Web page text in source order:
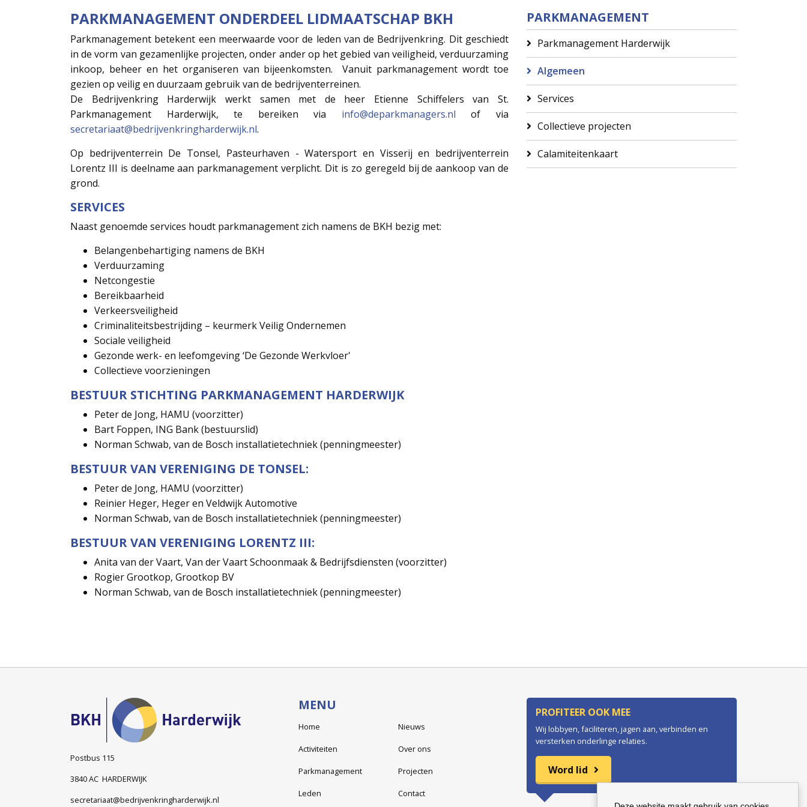
PARKMANAGEMENT ONDERDEEL LIDMAATSCHAP BKH
Parkmanagement betekent een meerwaarde voor de leden van de Bedrijvenkring. Dit geschiedt
in de vorm van gezamenlijke projecten, onder ander op het gebied van veiligheid, verduurzaming
inkoop, beheer en het organiseren van bijeenkomsten. Vanuit parkmanagement wordt toe
gezien op veilig en duurzaam gebruik van de bedrijventerreinen.
De Bedrijvenkring Harderwijk werkt samen met de heer Etienne Schiffelers van St.
Parkmanagement Harderwijk, te bereiken via info@deparkmanagers.nl of via
secretariaat@bedrijvenkringharderwijk.nl.
Op bedrijventerrein De Tonsel, Pasteurhaven - Watersport en Visserij en bedrijventerrein
Lorentz III is deelname aan parkmanagement verplicht. Dit is zo geregeld bij de aankoop van de
grond.
SERVICES
Naast genoemde services houdt parkmanagement zich namens de BKH bezig met:
Belangenbehartiging namens de BKH
Verduurzaming
Netcongestie
Bereikbaarheid
Verkeersveiligheid
Criminaliteitsbestrijding – keurmerk Veilig Ondernemen
Sociale veiligheid
Gezonde werk- en leefomgeving ‘De Gezonde Werkvloer'
Collectieve voorzieningen
BESTUUR STICHTING PARKMANAGEMENT HARDERWIJK
Peter de Jong, HAMU (voorzitter)
Bart Foppen, ING Bank (bestuurslid)
Norman Schwab, van de Bosch installatietechniek (penningmeester)
BESTUUR VAN VERENIGING DE TONSEL:
Peter de Jong, HAMU (voorzitter)
Reinier Heger, Heger en Veldwijk Automotive
Norman Schwab, van de Bosch installatietechniek (penningmeester)
BESTUUR VAN VERENIGING LORENTZ III:
Anita van der Vaart, Van der Vaart Schoonmaak & Bedrijfsdiensten (voorzitter)
Rogier Grootkop, Grootkop BV
Norman Schwab, van de Bosch installatietechniek (penningmeester)
PARKMANAGEMENT
Parkmanagement Harderwijk
Algemeen
Services
Collectieve projecten
Calamiteitenkaart
Postbus 115
3840 AC HARDERWIJK
secretariaat@bedrijvenkringharderwijk.nl
MENU
Home Nieuws
Activiteiten Over ons
Parkmanagement Projecten
Leden Contact
PROFITEER OOK MEE
Wij lobbyen, faciliteren, jagen aan, verbinden en
versterken onderlinge relaties.
Word lid